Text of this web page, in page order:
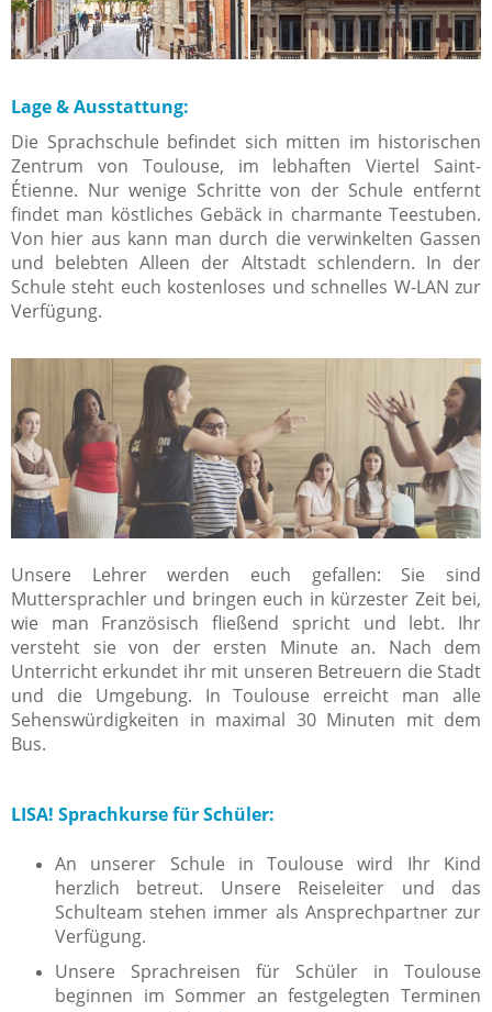
Lage & Ausstattung:
Die Sprachschule befindet sich mitten im historischen
Zentrum von Toulouse, im lebhaften Viertel Saint-
Étienne. Nur wenige Schritte von der Schule entfernt
findet man köstliches Gebäck in charmante Teestuben.
Von hier aus kann man durch die verwinkelten Gassen
und belebten Alleen der Altstadt schlendern. In der
Schule steht euch kostenloses und schnelles W-LAN zur
Verfügung.
Unsere Lehrer werden euch gefallen: Sie sind
Muttersprachler und bringen euch in kürzester Zeit bei,
wie man Französisch fließend spricht und lebt. Ihr
versteht sie von der ersten Minute an. Nach dem
Unterricht erkundet ihr mit unseren Betreuern die Stadt
und die Umgebung. In Toulouse erreicht man alle
Sehenswürdigkeiten in maximal 30 Minuten mit dem
Bus.
LISA! Sprachkurse für Schüler:
An unserer Schule in Toulouse wird Ihr Kind
herzlich betreut. Unsere Reiseleiter und das
Schulteam stehen immer als Ansprechpartner zur
Verfügung.
Unsere Sprachreisen für Schüler in Toulouse
beginnen im Sommer an festgelegten Terminen